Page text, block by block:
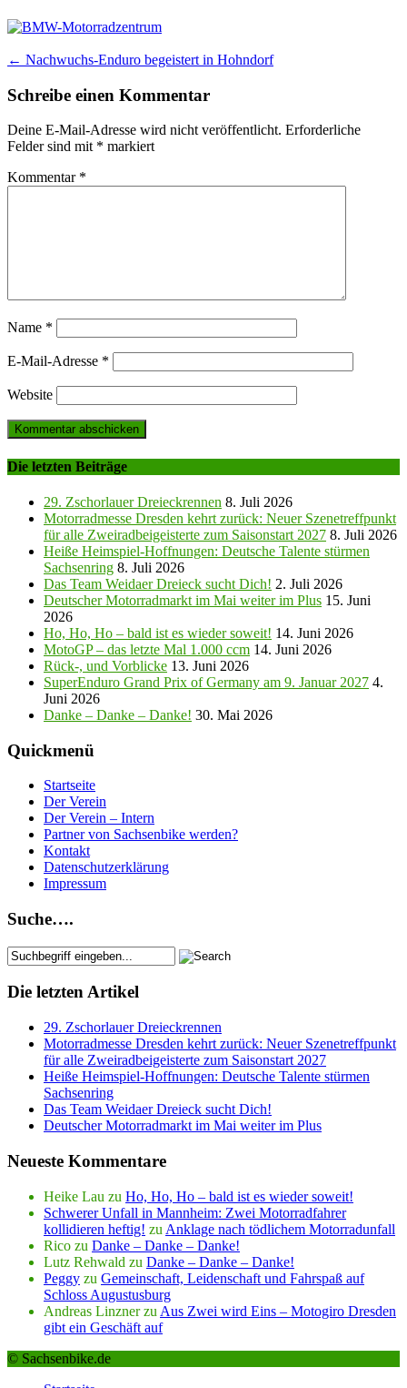
Post
navigation
← Nachwuchs-Enduro begeistert in Hohndorf
Schreibe einen Kommentar
Deine E-Mail-Adresse wird nicht veröffentlicht. Erforderliche
Felder sind mit * markiert
Kommentar *
Name *
E-Mail-Adresse *
Website
Die letzten Beiträge
29. Zschorlauer Dreieckrennen 8. Juli 2026
Motorradmesse Dresden kehrt zurück: Neuer Szenetreffpunkt
für alle Zweiradbeigeisterte zum Saisonstart 2027 8. Juli 2026
Heiße Heimspiel-Hoffnungen: Deutsche Talente stürmen
Sachsenring 8. Juli 2026
Das Team Weidaer Dreieck sucht Dich! 2. Juli 2026
Deutscher Motorradmarkt im Mai weiter im Plus 15. Juni
2026
Ho, Ho, Ho – bald ist es wieder soweit! 14. Juni 2026
MotoGP – das letzte Mal 1.000 ccm 14. Juni 2026
Rück-, und Vorblicke 13. Juni 2026
SuperEnduro Grand Prix of Germany am 9. Januar 2027 4.
Juni 2026
Danke – Danke – Danke! 30. Mai 2026
Quickmenü
Startseite
Der Verein
Der Verein – Intern
Partner von Sachsenbike werden?
Kontakt
Datenschutzerklärung
Impressum
Suche….
Die letzten Artikel
29. Zschorlauer Dreieckrennen
Motorradmesse Dresden kehrt zurück: Neuer Szenetreffpunkt
für alle Zweiradbeigeisterte zum Saisonstart 2027
Heiße Heimspiel-Hoffnungen: Deutsche Talente stürmen
Sachsenring
Das Team Weidaer Dreieck sucht Dich!
Deutscher Motorradmarkt im Mai weiter im Plus
Neueste Kommentare
Heike Lau zu Ho, Ho, Ho – bald ist es wieder soweit!
Schwerer Unfall in Mannheim: Zwei Motorradfahrer
kollidieren heftig! zu Anklage nach tödlichem Motorradunfall
Rico zu Danke – Danke – Danke!
Lutz Rehwald zu Danke – Danke – Danke!
Peggy zu Gemeinschaft, Leidenschaft und Fahrspaß auf
Schloss Augustusburg
Andreas Linznerzu Aus Zwei wird Eins – Motogiro Dresden
gibt ein Geschäft auf
© Sachsenbike.de